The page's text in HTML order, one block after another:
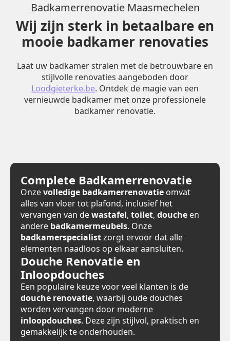
Badkamerrenovatie Maasmechelen
Wij zijn sterk in betaalbare en
mooie badkamer renovaties
Laat uw badkamer stralen met de betrouwbare en
stijlvolle renovaties aangeboden door
Loodgieterke.be. Ontdek de magie van een
vernieuwde badkamer met onze professionele
badkamer renovatie.
Complete Badkamerrenovatie
Onzevolledige badkamerrenovatie omvat
alles van vloer tot plafond, inclusief het
vervangen van dewastafel, toilet, douche en
andere badkamermeubels. Onze
badkamerspecialistzorgt ervoor dat alle
elementen naadloos op elkaar aansluiten.
Douche Renovatie en
Inloopdouches
Een populaire keuze voor veel klanten is de
douche renovatie, waarbij oude douches
worden vervangen door moderne
inloopdouches. Deze zijn stijlvol, praktisch en
gemakkelijk te onderhouden.